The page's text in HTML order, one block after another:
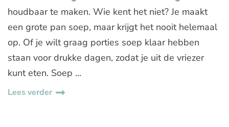
houdbaar te maken. Wie kent het niet? Je maakt
een grote pan soep, maar krijgt het nooit helemaal
op. Of je wilt graag porties soep klaar hebben
staan voor drukke dagen, zodat je uit de vriezer
kunt eten. Soep …
Lees verder